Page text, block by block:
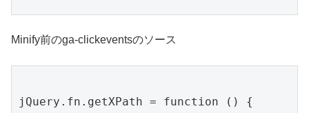
Minify前のga-clickeventsのソース
jQuery.fn.getXPath = function () {